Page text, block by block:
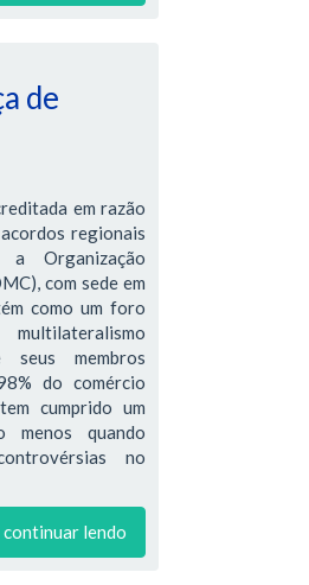
de
em razão
regionais
Organização
com sede em
como um foro
seus membros
do comércio
cumprido um
menos quando
no
continuar lendo